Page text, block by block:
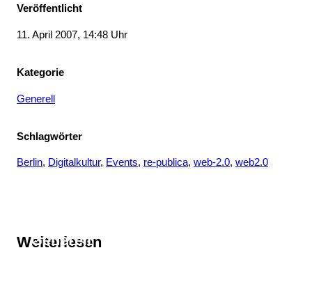
Veröffentlicht
11. April 2007, 14:48 Uhr
Kategorie
Generell
Schlagwörter
Berlin, Digitalkultur, Events, re-publica, web-2.0, web2.0
Weiterlesen
Generell